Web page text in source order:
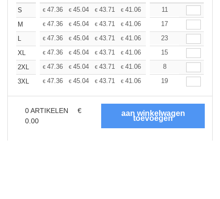
S € 47.36 € 45.04 € 43.71 € 41.06 38.75
11
M
€ 47.36 € 45.04 € 43.71 € 41.06 38.75
17
L
€ 47.36 € 45.04 € 43.71 € 41.06 38.75
23
XL
€ 47.36 € 45.04 € 43.71 € 41.06 38.75
15
2XL
€ 47.36 € 45.04 € 43.71 € 41.06 38.75
8
3XL
€ 47.36 € 45.04 € 43.71 € 41.06 38.75
19
0ARTIKELEN
€
0.00